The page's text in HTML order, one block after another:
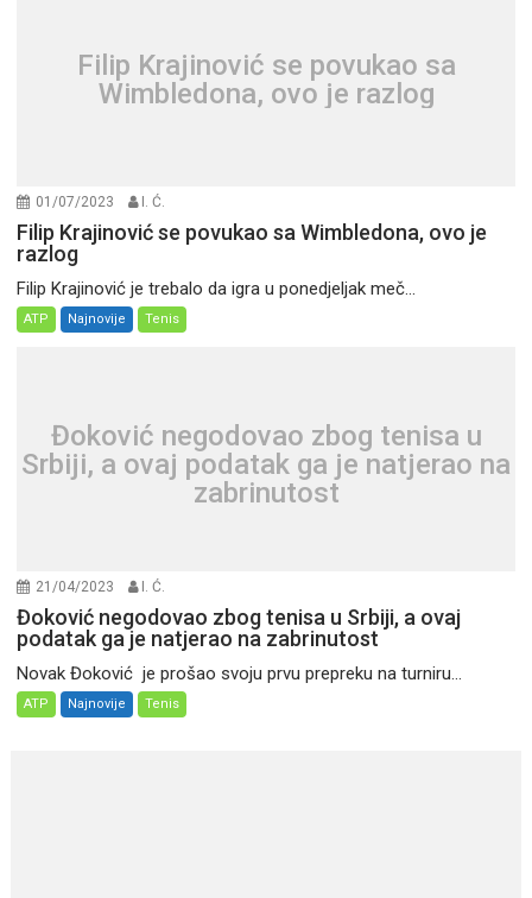
Filip Krajinović se povukao sa
Wimbledona, ovo je razlog
01/07/2023 I. Ć.
Filip Krajinović se povukao sa Wimbledona, ovo je
razlog
Filip Krajinović je trebalo da igra u ponedjeljak meč...
ATP Najnovije Tenis
Đoković negodovao zbog tenisa u
Srbiji, a ovaj podatak ga je natjerao na
zabrinutost
21/04/2023 I. Ć.
Đoković negodovao zbog tenisa u Srbiji, a ovaj
podatak ga je natjerao na zabrinutost
Novak Đoković je prošao svoju prvu prepreku na turniru...
ATP Najnovije Tenis